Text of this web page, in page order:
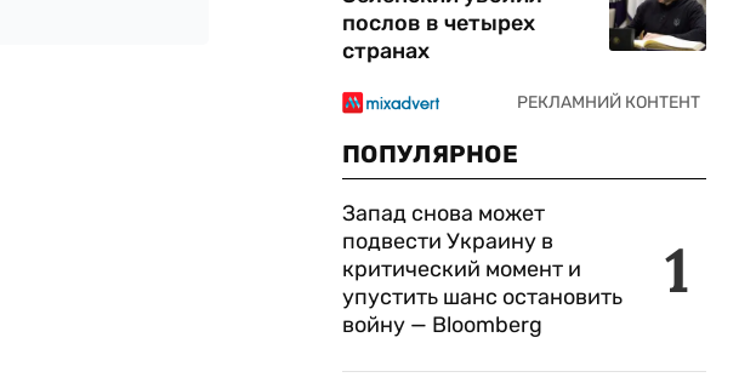
послов в четырех
странах
ПОПУЛЯРНОЕ
1
Запад снова может
подвести Украину в
критический момент и
упустить шанс остановить
войну — Bloomberg